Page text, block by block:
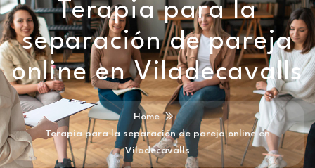
Terapia para la
separación de pareja
online en Viladecavalls
Home
Terapia para la separación de pareja online en
Viladecavalls